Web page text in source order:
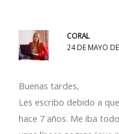
CORAL
24 DE MAYO
Buenas tardes,
Les escribo debido a
hace 7 años. Me iba